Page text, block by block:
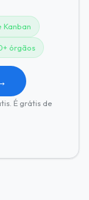
Kanban
órgãos
É grátis de